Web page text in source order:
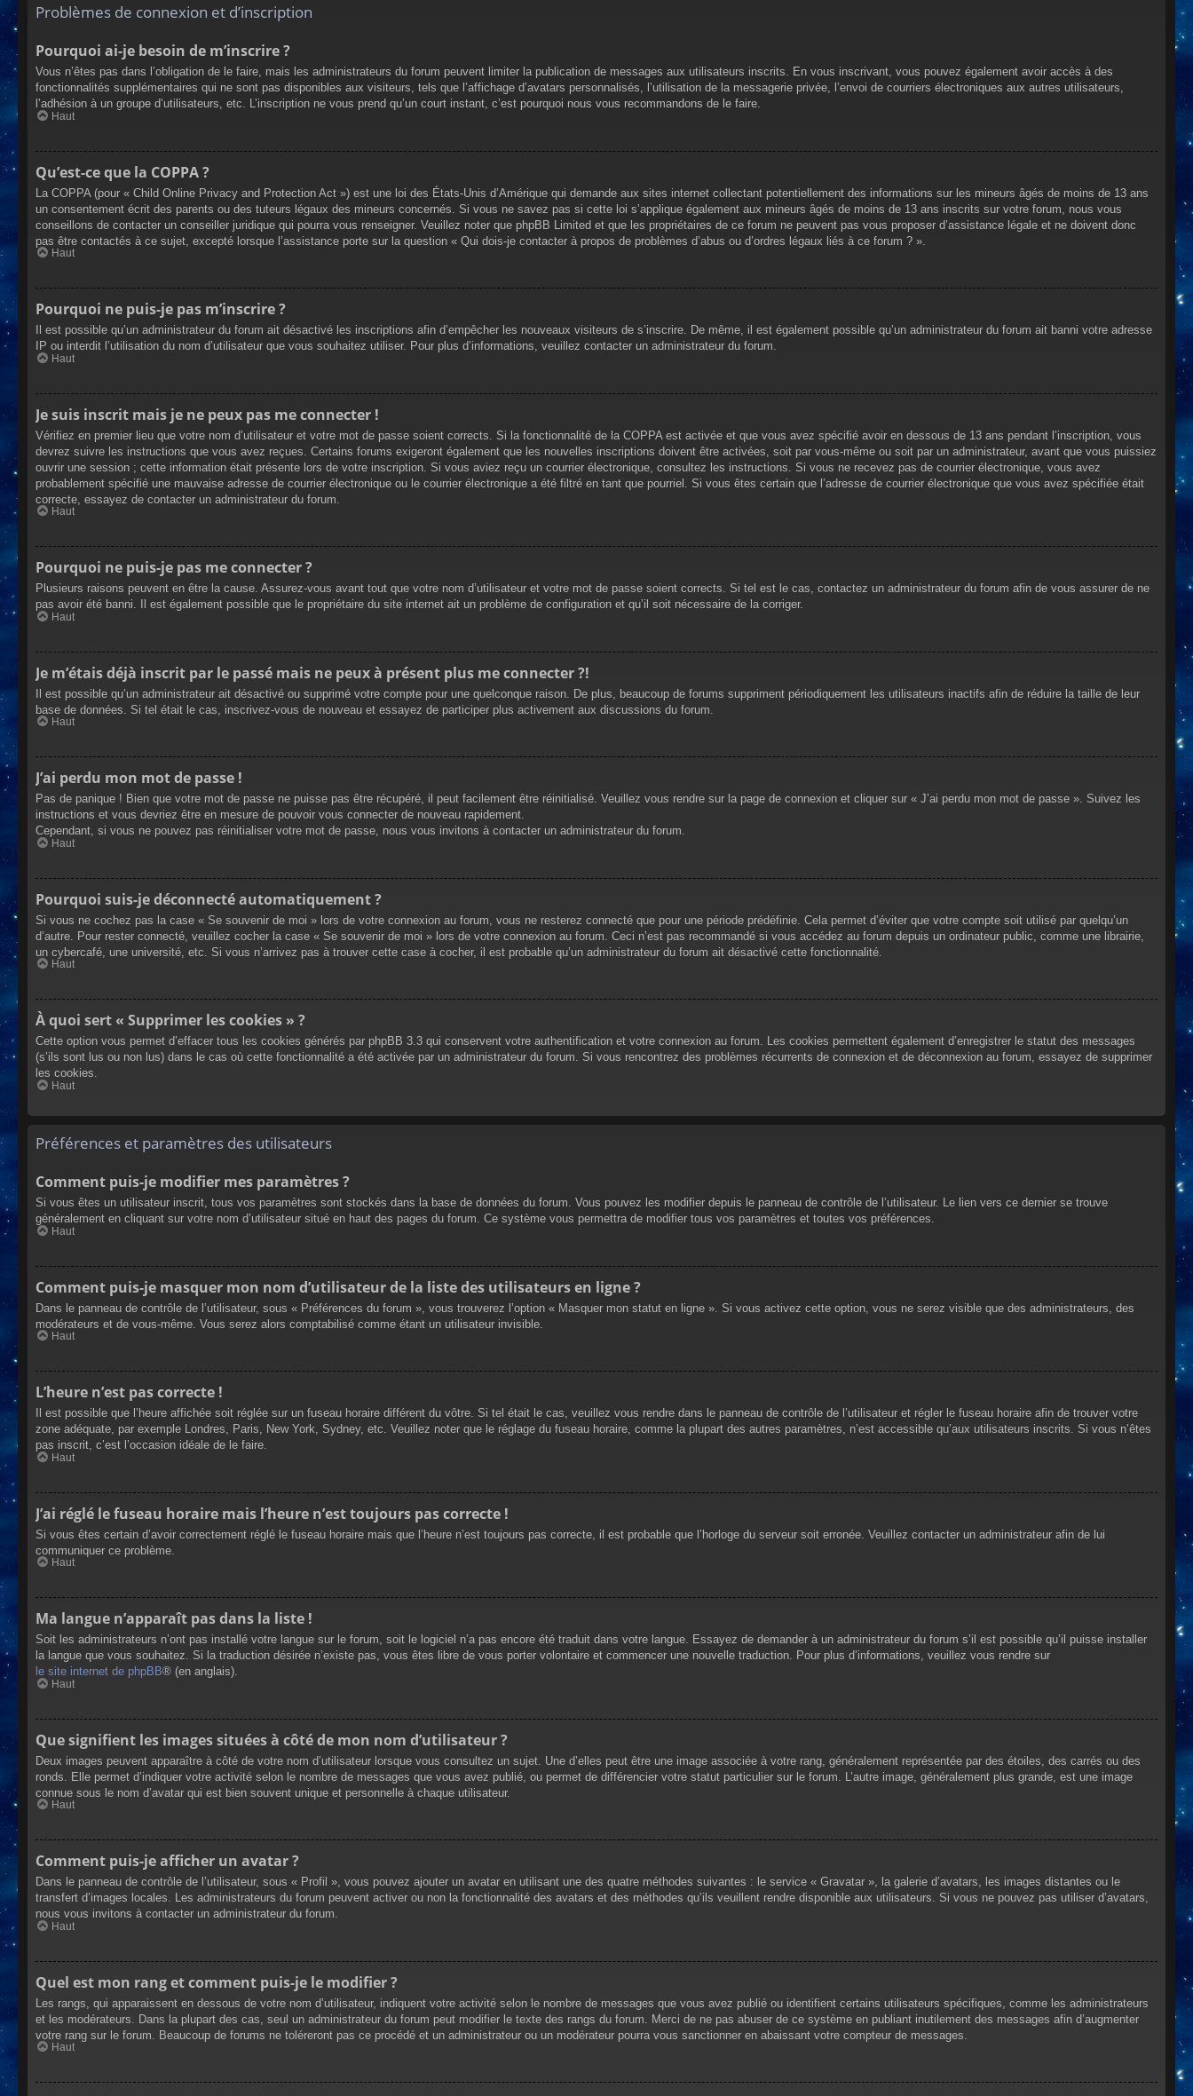
Problèmes de connexion et d’inscription
Pourquoi ai-je besoin de m’inscrire ?
Vous n’êtes pas dans l’obligation de le faire, mais les administrateurs du forum peuvent limiter la publication de messages aux utilisateurs inscrits. En vous inscrivant, vous pouvez également avoir accès à des
fonctionnalités supplémentaires qui ne sont pas disponibles aux visiteurs, tels que l’affichage d’avatars personnalisés, l’utilisation de la messagerie privée, l’envoi de courriers électroniques aux autres utilisateurs,
l’adhésion à un groupe d’utilisateurs, etc. L’inscription ne vous prend qu’un court instant, c’est pourquoi nous vous recommandons de le faire.
Haut
Qu’est-ce que la COPPA ?
La COPPA (pour « Child Online Privacy and Protection Act ») est une loi des États-Unis d’Amérique qui demande aux sites internet collectant potentiellement des informations sur les mineurs âgés de moins de 13 ans
un consentement écrit des parents ou des tuteurs légaux des mineurs concernés. Si vous ne savez pas si cette loi s’applique également aux mineurs âgés de moins de 13 ans inscrits sur votre forum, nous vous
conseillons de contacter un conseiller juridique qui pourra vous renseigner. Veuillez noter que phpBB Limited et que les propriétaires de ce forum ne peuvent pas vous proposer d’assistance légale et ne doivent donc
pas être contactés à ce sujet, excepté lorsque l’assistance porte sur la question « Qui dois-je contacter à propos de problèmes d’abus ou d’ordres légaux liés à ce forum ? ».
Haut
Pourquoi ne puis-je pas m’inscrire ?
Il est possible qu’un administrateur du forum ait désactivé les inscriptions afin d’empêcher les nouveaux visiteurs de s’inscrire. De même, il est également possible qu’un administrateur du forum ait banni votre adresse
IP ou interdit l’utilisation du nom d’utilisateur que vous souhaitez utiliser. Pour plus d’informations, veuillez contacter un administrateur du forum.
Haut
Je suis inscrit mais je ne peux pas me connecter !
Vérifiez en premier lieu que votre nom d’utilisateur et votre mot de passe soient corrects. Si la fonctionnalité de la COPPA est activée et que vous avez spécifié avoir en dessous de 13 ans pendant l’inscription, vous
devrez suivre les instructions que vous avez reçues. Certains forums exigeront également que les nouvelles inscriptions doivent être activées, soit par vous-même ou soit par un administrateur, avant que vous puissiez
ouvrir une session ; cette information était présente lors de votre inscription. Si vous aviez reçu un courrier électronique, consultez les instructions. Si vous ne recevez pas de courrier électronique, vous avez
probablement spécifié une mauvaise adresse de courrier électronique ou le courrier électronique a été filtré en tant que pourriel. Si vous êtes certain que l’adresse de courrier électronique que vous avez spécifiée était
correcte, essayez de contacter un administrateur du forum.
Haut
Pourquoi ne puis-je pas me connecter ?
Plusieurs raisons peuvent en être la cause. Assurez-vous avant tout que votre nom d’utilisateur et votre mot de passe soient corrects. Si tel est le cas, contactez un administrateur du forum afin de vous assurer de ne
pas avoir été banni. Il est également possible que le propriétaire du site internet ait un problème de configuration et qu’il soit nécessaire de la corriger.
Haut
Je m’étais déjà inscrit par le passé mais ne peux à présent plus me connecter ?!
Il est possible qu’un administrateur ait désactivé ou supprimé votre compte pour une quelconque raison. De plus, beaucoup de forums suppriment périodiquement les utilisateurs inactifs afin de réduire la taille de leur
base de données. Si tel était le cas, inscrivez-vous de nouveau et essayez de participer plus activement aux discussions du forum.
Haut
J’ai perdu mon mot de passe !
Pas de panique ! Bien que votre mot de passe ne puisse pas être récupéré, il peut facilement être réinitialisé. Veuillez vous rendre sur la page de connexion et cliquer sur « J’ai perdu mon mot de passe ». Suivez les
instructions et vous devriez être en mesure de pouvoir vous connecter de nouveau rapidement.
Cependant, si vous ne pouvez pas réinitialiser votre mot de passe, nous vous invitons à contacter un administrateur du forum.
Haut
Pourquoi suis-je déconnecté automatiquement ?
Si vous ne cochez pas la case « Se souvenir de moi » lors de votre connexion au forum, vous ne resterez connecté que pour une période prédéfinie. Cela permet d’éviter que votre compte soit utilisé par quelqu’un
d’autre. Pour rester connecté, veuillez cocher la case « Se souvenir de moi » lors de votre connexion au forum. Ceci n’est pas recommandé si vous accédez au forum depuis un ordinateur public, comme une librairie,
un cybercafé, une université, etc. Si vous n’arrivez pas à trouver cette case à cocher, il est probable qu’un administrateur du forum ait désactivé cette fonctionnalité.
Haut
À quoi sert « Supprimer les cookies » ?
Cette option vous permet d’effacer tous les cookies générés par phpBB 3.3 qui conservent votre authentification et votre connexion au forum. Les cookies permettent également d’enregistrer le statut des messages
(s’ils sont lus ou non lus) dans le cas où cette fonctionnalité a été activée par un administrateur du forum. Si vous rencontrez des problèmes récurrents de connexion et de déconnexion au forum, essayez de supprimer
les cookies.
Haut
Préférences et paramètres des utilisateurs
Comment puis-je modifier mes paramètres ?
Si vous êtes un utilisateur inscrit, tous vos paramètres sont stockés dans la base de données du forum. Vous pouvez les modifier depuis le panneau de contrôle de l’utilisateur. Le lien vers ce dernier se trouve
généralement en cliquant sur votre nom d’utilisateur situé en haut des pages du forum. Ce système vous permettra de modifier tous vos paramètres et toutes vos préférences.
Haut
Comment puis-je masquer mon nom d’utilisateur de la liste des utilisateurs en ligne ?
Dans le panneau de contrôle de l’utilisateur, sous « Préférences du forum », vous trouverez l’option « Masquer mon statut en ligne ». Si vous activez cette option, vous ne serez visible que des administrateurs, des
modérateurs et de vous-même. Vous serez alors comptabilisé comme étant un utilisateur invisible.
Haut
L’heure n’est pas correcte !
Il est possible que l’heure affichée soit réglée sur un fuseau horaire différent du vôtre. Si tel était le cas, veuillez vous rendre dans le panneau de contrôle de l’utilisateur et régler le fuseau horaire afin de trouver votre
zone adéquate, par exemple Londres, Paris, New York, Sydney, etc. Veuillez noter que le réglage du fuseau horaire, comme la plupart des autres paramètres, n’est accessible qu’aux utilisateurs inscrits. Si vous n’êtes
pas inscrit, c’est l’occasion idéale de le faire.
Haut
J’ai réglé le fuseau horaire mais l’heure n’est toujours pas correcte !
Si vous êtes certain d’avoir correctement réglé le fuseau horaire mais que l’heure n’est toujours pas correcte, il est probable que l’horloge du serveur soit erronée. Veuillez contacter un administrateur afin de lui
communiquer ce problème.
Haut
Ma langue n’apparaît pas dans la liste !
Soit les administrateurs n’ont pas installé votre langue sur le forum, soit le logiciel n’a pas encore été traduit dans votre langue. Essayez de demander à un administrateur du forum s’il est possible qu’il puisse installer
la langue que vous souhaitez. Si la traduction désirée n’existe pas, vous êtes libre de vous porter volontaire et commencer une nouvelle traduction. Pour plus d’informations, veuillez vous rendre sur
le site internet de phpBB® (en anglais).
Haut
Que signifient les images situées à côté de mon nom d’utilisateur ?
Deux images peuvent apparaître à côté de votre nom d’utilisateur lorsque vous consultez un sujet. Une d’elles peut être une image associée à votre rang, généralement représentée par des étoiles, des carrés ou des
ronds. Elle permet d’indiquer votre activité selon le nombre de messages que vous avez publié, ou permet de différencier votre statut particulier sur le forum. L’autre image, généralement plus grande, est une image
connue sous le nom d’avatar qui est bien souvent unique et personnelle à chaque utilisateur.
Haut
Comment puis-je afficher un avatar ?
Dans le panneau de contrôle de l’utilisateur, sous « Profil », vous pouvez ajouter un avatar en utilisant une des quatre méthodes suivantes : le service « Gravatar », la galerie d’avatars, les images distantes ou le
transfert d’images locales. Les administrateurs du forum peuvent activer ou non la fonctionnalité des avatars et des méthodes qu’ils veuillent rendre disponible aux utilisateurs. Si vous ne pouvez pas utiliser d’avatars,
nous vous invitons à contacter un administrateur du forum.
Haut
Quel est mon rang et comment puis-je le modifier ?
Les rangs, qui apparaissent en dessous de votre nom d’utilisateur, indiquent votre activité selon le nombre de messages que vous avez publié ou identifient certains utilisateurs spécifiques, comme les administrateurs
et les modérateurs. Dans la plupart des cas, seul un administrateur du forum peut modifier le texte des rangs du forum. Merci de ne pas abuser de ce système en publiant inutilement des messages afin d’augmenter
votre rang sur le forum. Beaucoup de forums ne toléreront pas ce procédé et un administrateur ou un modérateur pourra vous sanctionner en abaissant votre compteur de messages.
Haut